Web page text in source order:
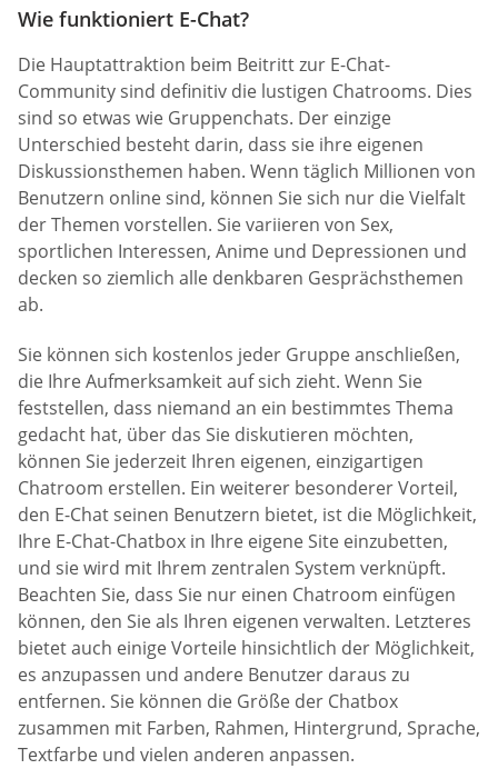
Wie funktioniert E-Chat?
Die Hauptattraktion beim Beitritt zur E-Chat-
Community sind definitiv die lustigen Chatrooms. Dies
sind so etwas wie Gruppenchats. Der einzige
Unterschied besteht darin, dass sie ihre eigenen
Diskussionsthemen haben. Wenn täglich Millionen von
Benutzern online sind, können Sie sich nur die Vielfalt
der Themen vorstellen. Sie variieren von Sex,
sportlichen Interessen, Anime und Depressionen und
decken so ziemlich alle denkbaren Gesprächsthemen
ab.
Sie können sich kostenlos jeder Gruppe anschließen,
die Ihre Aufmerksamkeit auf sich zieht. Wenn Sie
feststellen, dass niemand an ein bestimmtes Thema
gedacht hat, über das Sie diskutieren möchten,
können Sie jederzeit Ihren eigenen, einzigartigen
Chatroom erstellen. Ein weiterer besonderer Vorteil,
den E-Chat seinen Benutzern bietet, ist die Möglichkeit,
Ihre E-Chat-Chatbox in Ihre eigene Site einzubetten,
und sie wird mit Ihrem zentralen System verknüpft.
Beachten Sie, dass Sie nur einen Chatroom einfügen
können, den Sie als Ihren eigenen verwalten. Letzteres
bietet auch einige Vorteile hinsichtlich der Möglichkeit,
es anzupassen und andere Benutzer daraus zu
entfernen. Sie können die Größe der Chatbox
zusammen mit Farben, Rahmen, Hintergrund, Sprache,
Textfarbe und vielen anderen anpassen.